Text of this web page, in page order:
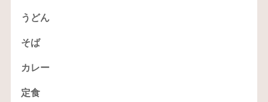
うどん
そば
カレー
定食